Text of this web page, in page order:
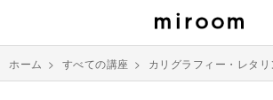
ホーム > すべての講座 > カリグラフィー・レタ